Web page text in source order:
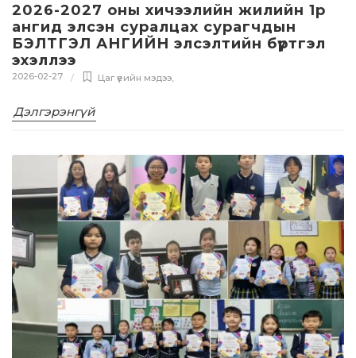
2026-2027 оны хичээлийн жилийн 1р
ангид элсэн суралцах сурагчдын
БЭЛТГЭЛ АНГИЙН элсэлтийн бүртгэл
эхэллээ
2026-02-27 Цаг үеийн мэдээ
Дэлгэрэнгүй